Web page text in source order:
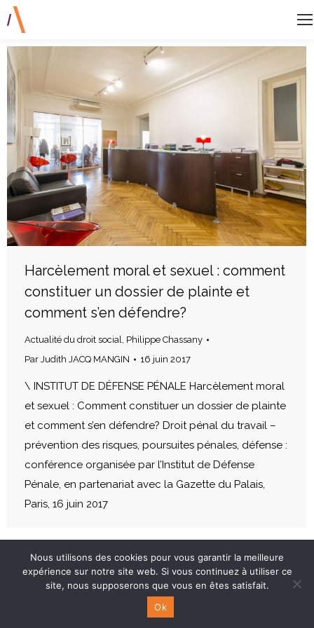
Harcèlement moral et sexuel : comment
constituer un dossier de plainte et
comment s’en défendre?
Actualité du droit social
Philippe Chassany
Par Judith JACQ MANGIN 16 juin 2017
\ INSTITUT DE DÉFENSE PÉNALE Harcèlement moral
et sexuel : Comment constituer un dossier de plainte
et comment s’en défendre? Droit pénal du travail –
prévention des risques, poursuites pénales, défense :
conférence organisée par l’Institut de Défense
Pénale, en partenariat avec la Gazette du Palais,
Paris, 16 juin 2017
Nous utilisons des cookies pour vous garantir la meilleure
expérience sur notre site web. Si vous continuez à utiliser ce
site, nous supposerons que vous en êtes satisfait.
Ok